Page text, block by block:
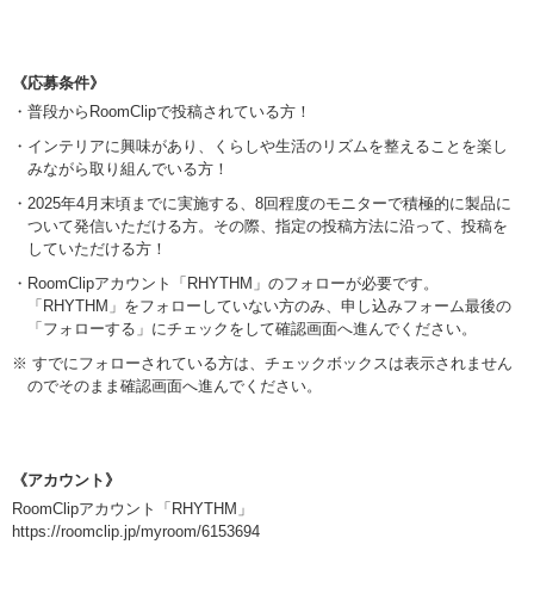
《応募条件》
・普段からRoomClipで投稿されている方！
・インテリアに興味があり、くらしや生活のリズムを整えることを楽し
みながら取り組んでいる方！
・2025年4月末頃までに実施する、8回程度のモニターで積極的に製品に
ついて発信いただける方。その際、指定の投稿方法に沿って、投稿を
していただける方！
・RoomClipアカウント「RHYTHM」のフォローが必要です。
「RHYTHM」をフォローしていない方のみ、申し込みフォーム最後の
「フォローする」にチェックをして確認画面へ進んでください。
※ すでにフォローされている方は、チェックボックスは表示されません
のでそのまま確認画面へ進んでください。
《アカウント》
RoomClipアカウント「RHYTHM」
https://roomclip.jp/myroom/6153694